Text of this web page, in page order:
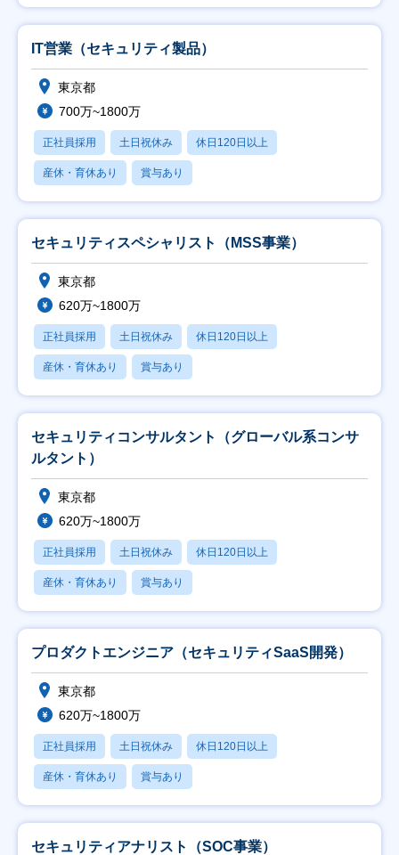
IT営業（セキュリティ製品）
東京都
700万~1800万
正社員採用 土日祝休み 休日120日以上
産休・育休あり 賞与あり
セキュリティスペシャリスト（MSS事業）
東京都
620万~1800万
正社員採用 土日祝休み 休日120日以上
産休・育休あり 賞与あり
セキュリティコンサルタント（グローバル系コンサ
ルタント）
東京都
620万~1800万
正社員採用 土日祝休み 休日120日以上
産休・育休あり 賞与あり
プロダクトエンジニア（セキュリティSaaS開発）
東京都
620万~1800万
正社員採用 土日祝休み 休日120日以上
産休・育休あり 賞与あり
セキュリティアナリスト（SOC事業）